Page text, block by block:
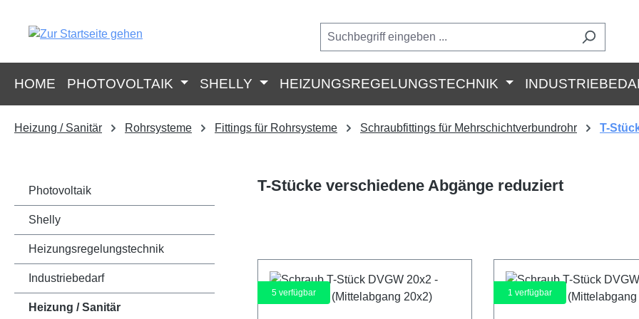
HOME PHOTOVOLTAIK SHELLY HEIZUNGSREGELUNGSTECHNIK
Heizung / Sanitär Rohrsysteme Fittings für Rohrsysteme Schraubfittings für Mehrschichtverbundrohr T-
Photovoltaik
Shelly
Heizungsregelungstechnik
Industriebedarf
Heizung / Sanitär
T-Stücke verschiedene Abgänge reduziert
5 verfügbar 1 verfügbar